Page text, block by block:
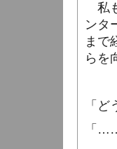
私
ンタ
まで
らを
「ど
「